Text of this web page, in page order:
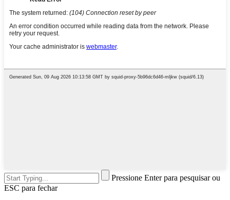
Pressione Enter para pesquisar ou
ESC para fechar